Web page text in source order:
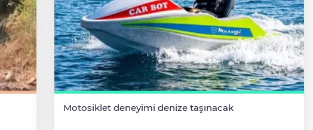
Motosiklet deneyimi denize taşınacak